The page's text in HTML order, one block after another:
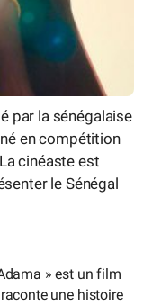
par la sénégalaise
en compétition
cinéaste est
le Sénégal
» est un film
une histoire